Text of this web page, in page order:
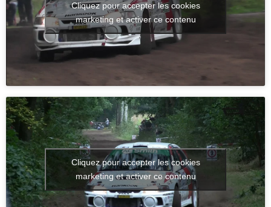
Cliquez pour accepter les cookies
marketing et activer ce contenu
Cliquez pour accepter les cookies
marketing et activer ce contenu